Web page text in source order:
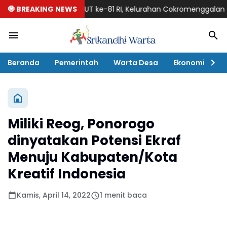
🧿 BREAKING NEWS
Semarak HUT ke-81 RI, Kelurahan Cokromenggalan Gelar
Beranda Pemerintah Warta Desa Ekonomi
Miliki Reog, Ponorogo
dinyatakan Potensi Ekraf
Menuju Kabupaten/Kota
Kreatif Indonesia
Kamis, April 14, 2022 1 menit baca